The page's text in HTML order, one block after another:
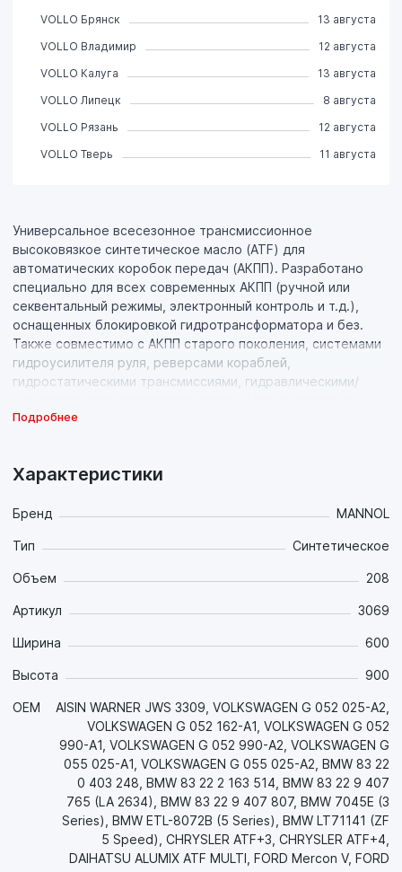
Универсальное всесезонное трансмиссионное
высоковязкое синтетическое масло (ATF) для
автоматических коробок передач (АКПП). Разработано
специально для всех современных АКПП (ручной или
секвентальный режимы, электронный контроль и т.д.),
оснащенных блокировкой гидротрансформатора и без.
Также совместимо с АКПП старого поколения, системами
гидроусилителя руля, реверсами кораблей,
гидростатическими трансмиссиями, гидравлическими/
использование жидкостей, соответствующих нормам
минимальный износ, продолжительный срок службы
основании требований компании AISIN WARNER.
Свойства продукта:
- Маловязкая синтетическая основа высочайшего
комбинации с многофункциональным пакетом присадок
температур: обеспечивает хорошие смазочные свойства
стабильную масляную плёнку при экстремальных
нагрузках и температурах летом;
- Высокотехнологичная комбинация присадок
обеспечивает хорошие антифрикционные свойства для
зубчатых зацеплений и необходимые фрикционные
свойства для фрикционных элементов, что обеспечивает
существенную экономию топлива, плавное без рывков
переключение передач и увеличение срока службы всех
элементов трансмиссии. Обеспечивает слаженную и
плавную работу сцепления. Предотвращает задир;
Подробнее
Характеристики
Бренд MANNOL
Тип Синтетическое
Объем 208
Артикул 3069
Ширина 600
Высота 900
OEM
AISIN WARNER JWS 3309, VOLKSWAGEN G 052 025-A2,
VOLKSWAGEN G 052 162-A1, VOLKSWAGEN G 052
990-A1, VOLKSWAGEN G 052 990-A2, VOLKSWAGEN G
055 025-A1, VOLKSWAGEN G 055 025-A2, BMW 83 22
0 403 248, BMW 83 22 2 163 514, BMW 83 22 9 407
765 (LA 2634), BMW 83 22 9 407 807, BMW 7045E (3
Series), BMW ETL-8072B (5 Series), BMW LT71141 (ZF
5 Speed), CHRYSLER ATF+3, CHRYSLER ATF+4,
DAIHATSU ALUMIX ATF MULTI, FORD Mercon V, FORD
VOLLO Брянск
13 августа
VOLLO Владимир
12 августа
VOLLO Калуга
13 августа
VOLLO Липецк
8 августа
VOLLO Рязань
12 августа
VOLLO Тверь
11 августа